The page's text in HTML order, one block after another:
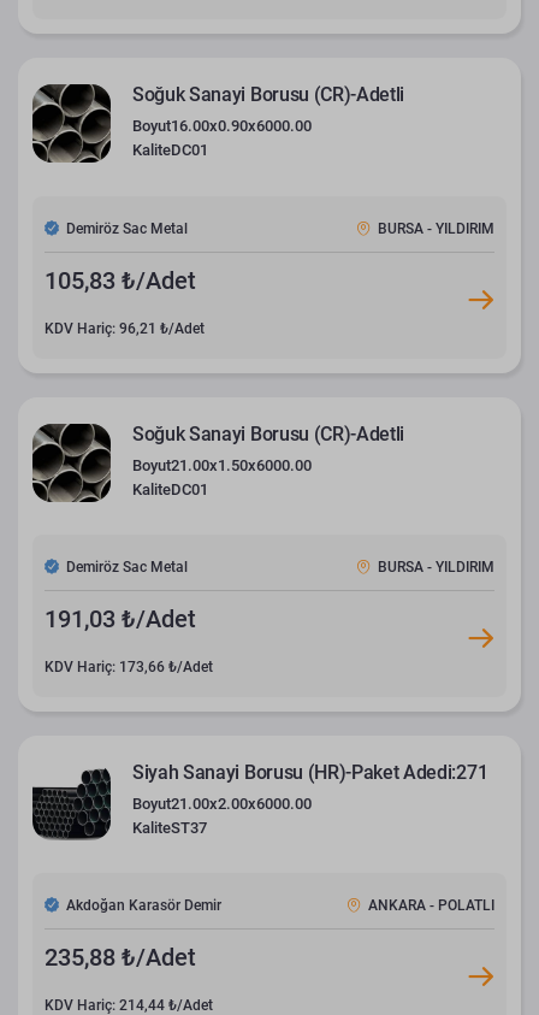
Soğuk Sanayi Borusu (CR)-Adetli
Boyut16.00x0.90x6000.00
KaliteDC01
Demiröz Sac Metal BURSA - YILDIRIM
105,83 ₺/Adet
KDV Hariç: 96,21 ₺/Adet
Soğuk Sanayi Borusu (CR)-Adetli
Boyut21.00x1.50x6000.00
KaliteDC01
Demiröz Sac Metal BURSA - YILDIRIM
191,03 ₺/Adet
KDV Hariç: 173,66 ₺/Adet
Siyah Sanayi Borusu (HR)-Paket Adedi:271
Boyut21.00x2.00x6000.00
KaliteST37
Akdoğan Karasör Demir ANKARA - POLATLI
235,88 ₺/Adet
KDV Hariç: 214,44 ₺/Adet